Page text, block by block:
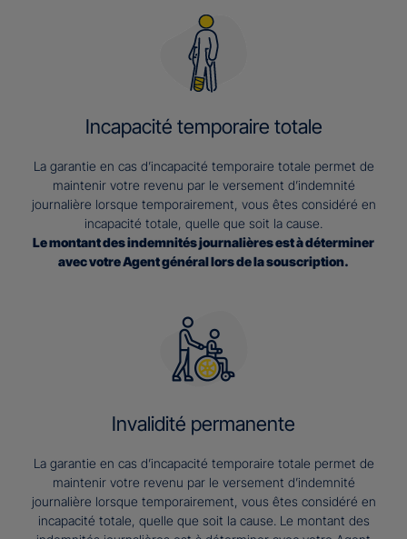
Incapacité temporaire totale
La garantie en cas d’incapacité temporaire totale permet de
maintenir votre revenu par le versement d’indemnité
journalière lorsque temporairement, vous êtes considéré en
incapacité totale, quelle que soit la cause.
Le montant des indemnités journalières est à déterminer
avec votre Agent général lors de la souscription.
Invalidité permanente
La garantie en cas d’incapacité temporaire totale permet de
maintenir votre revenu par le versement d’indemnité
journalière lorsque temporairement, vous êtes considéré en
incapacité totale, quelle que soit la cause. Le montant des